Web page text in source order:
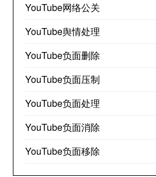
YouTube网络公关
YouTube舆情处理
YouTube负面删除
YouTube负面压制
YouTube负面处理
YouTube负面消除
YouTube负面移除